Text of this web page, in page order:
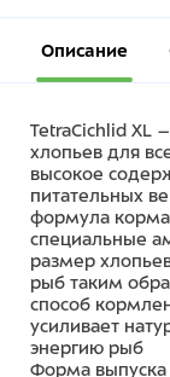
Описание
TetraCichlid XL
хлопьев для
высокое
питательных
формула
специальные
размер
рыб таким
способ
усиливает
энергию рыб
Форма